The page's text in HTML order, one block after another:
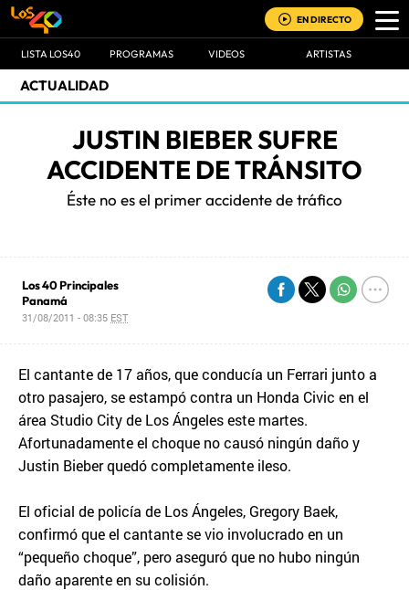
EN DIRECTO
LISTA LOS40 PROGRAMAS VIDEOS ARTISTAS
ACTUALIDAD
JUSTIN BIEBER SUFRE
ACCIDENTE DE TRÁNSITO
Éste no es el primer accidente de tráfico
Los 40 Principales
Panamá
31/08/2011 - 08:35 EST
El cantante de 17 años, que conducía un Ferrari junto a
otro pasajero, se estampó contra un Honda Civic en el
área Studio City de Los Ángeles este martes.
Afortunadamente el choque no causó ningún daño y
Justin Bieber quedó completamente ileso.
El oficial de policía de Los Ángeles, Gregory Baek,
confirmó que el cantante se vio involucrado en un
“pequeño choque”, pero aseguró que no hubo ningún
daño aparente en su colisión.